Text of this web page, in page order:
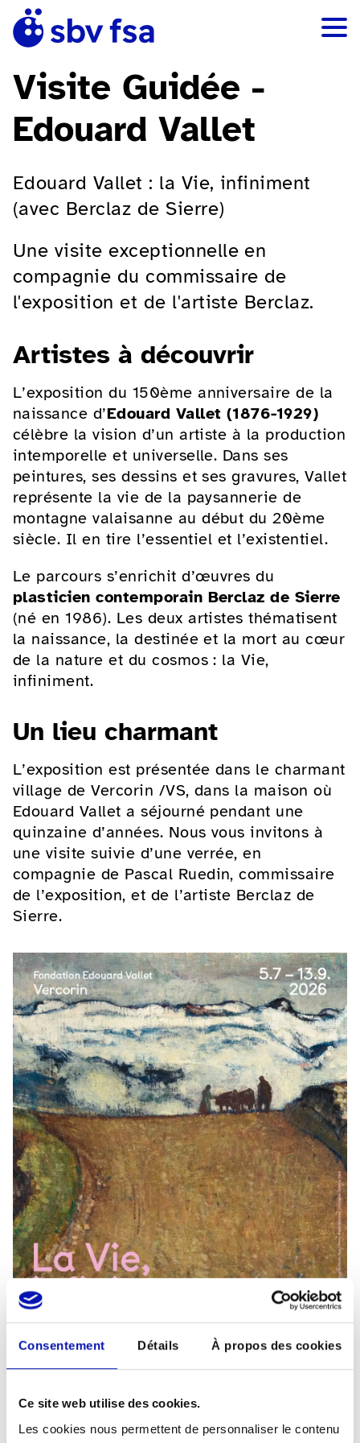
Consentement Détails À propos des cookies
Ce site web utilise des cookies.
Les cookies nous permettent de personnaliser le contenu
Visite Guidée -
Edouard Vallet
Edouard Vallet : la Vie, infiniment
(avec Berclaz de Sierre)
Une visite exceptionnelle en
compagnie du commissaire de
l'exposition et de l'artiste Berclaz.
Artistes à découvrir
L’exposition du 150ème anniversaire de la
naissance d’Edouard Vallet (1876-1929)
célèbre la vision d’un artiste à la production
intemporelle et universelle. Dans ses
peintures, ses dessins et ses gravures, Vallet
représente la vie de la paysannerie de
montagne valaisanne au début du 20ème
siècle. Il en tire l’essentiel et l’existentiel.
Le parcours s’enrichit d’œuvres du
plasticien contemporain Berclaz de Sierre
(né en 1986). Les deux artistes thématisent
la naissance, la destinée et la mort au cœur
de la nature et du cosmos : la Vie,
infiniment.
Un lieu charmant
L’exposition est présentée dans le charmant
village de Vercorin /VS, dans la maison où
Edouard Vallet a séjourné pendant une
quinzaine d’années. Nous vous invitons à
une visite suivie d’une verrée, en
compagnie de Pascal Ruedin, commissaire
de l’exposition, et de l’artiste Berclaz de
Sierre.
paysage alpin pour l'affiche La Vie, infiniment